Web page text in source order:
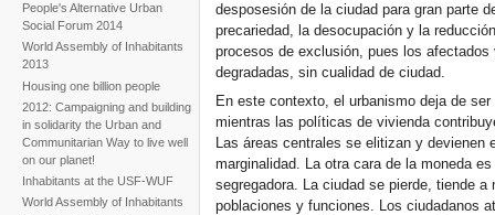
People's Alternative Urban
Social Forum 2014
World Assembly of Inhabitants
2013
Housing one billion people
2012: Campaigning and building
in solidarity the Urban and
Communitarian Way to live well
on our planet!
Inhabitants at the USF-WUF
World Assembly of Inhabitants
desposesión de la ciudad para gran parte
precariedad, la desocupación y la
procesos de exclusión, pues los
degradadas, sin cualidad de ciudad.
En este contexto, el urbanismo deja de
mientras las políticas de vivienda
Las áreas centrales se elitizan y
marginalidad. La otra cara de la moneda
segregadora. La ciudad se pierde, tiende
poblaciones y funciones. Los ciudadanos